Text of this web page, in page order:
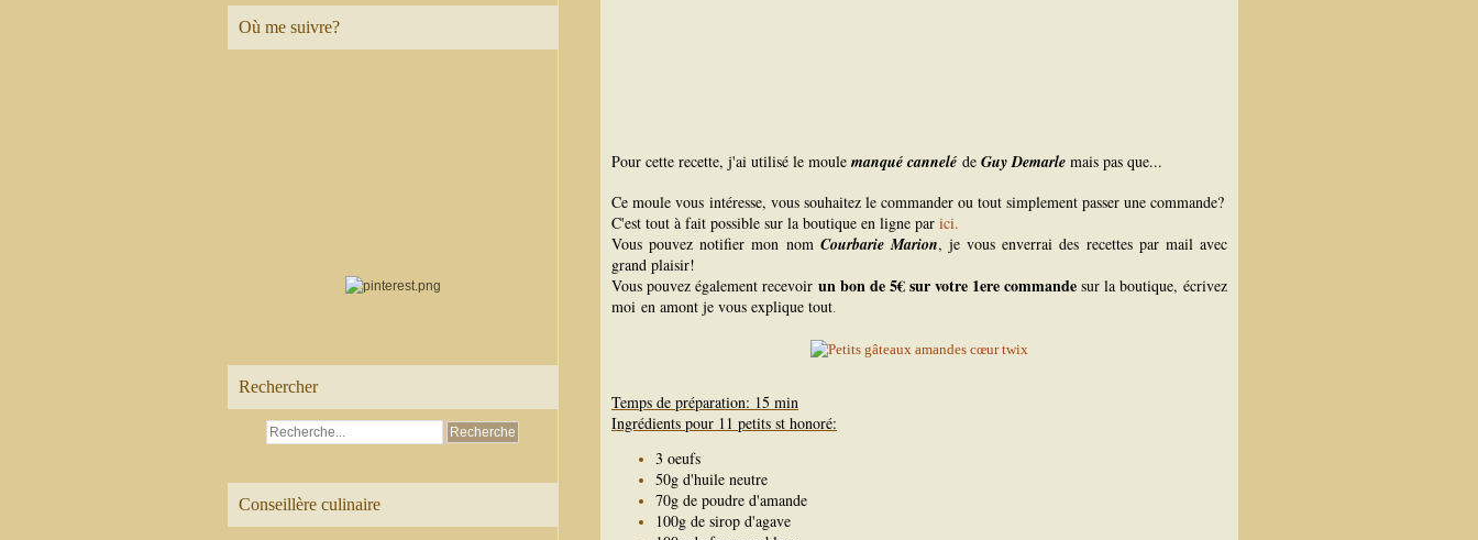
Où me suivre?
Rechercher
Conseillère culinaire
Pour cette recette, j'ai utilisé le moule manqué cannelé de Guy Demarle mais pas que...
Ce moule vous intéresse, vous souhaitez le commander ou tout simplement passer une commande?
C'est tout à fait possible sur la boutique en ligne par ici.
Vous pouvez notifier mon nom Courbarie Marion, je vous enverrai des recettes par mail avec
grand plaisir!
Vous pouvez également recevoir un bon de 5€ sur votre 1ere commande sur la boutique, écrivez
moi en amont je vous explique tout.
Temps de préparation: 15 min
Ingrédients pour 11 petits st honoré:
3 oeufs
50g d'huile neutre
70g de poudre d'amande
100g de sirop d'agave